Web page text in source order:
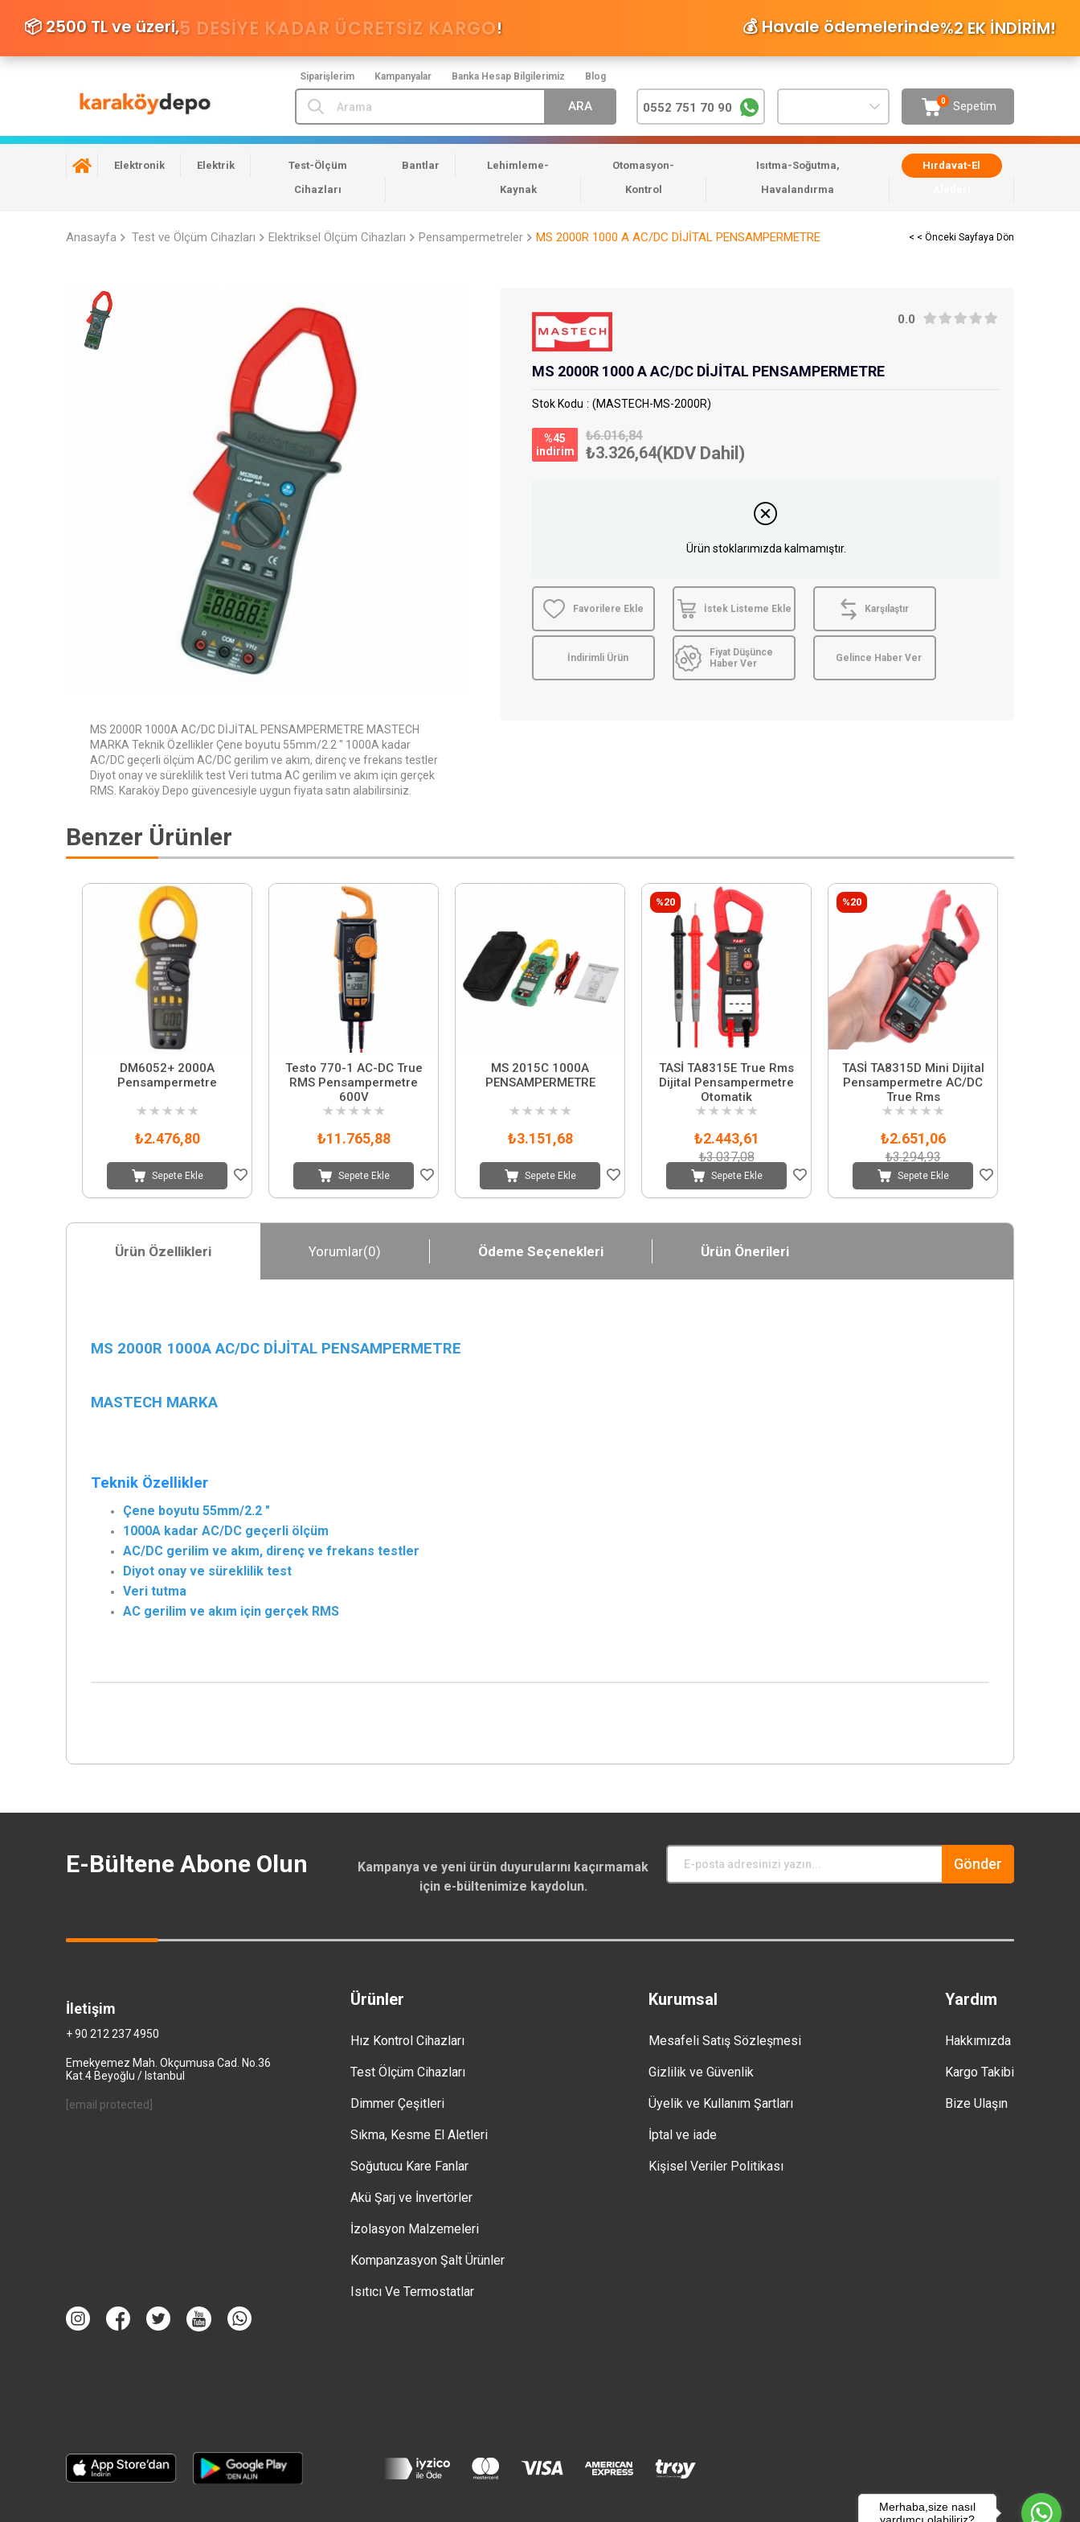
Siparişlerim Kampanyalar Banka Hesap Bilgilerimiz Blog
📦 2500 TL ve üzeri,5 DESIYE KADAR ÜCRETSİZ KARGO! 💰 Havale ödemelerinde%2 EK İNDİRİM!
Sepetim
0
0552 751 70 90
Elektronik Elektrik
Test-Ölçüm
Cihazları
Bantlar
Lehimleme-
Kaynak
Otomasyon-
Kontrol
Isıtma-Soğutma,
Havalandırma
Hırdavat-El
Anasayfa Test ve Ölçüm Cihazları Elektriksel Ölçüm Cihazları Pensampermetreler MS 2000R 1000 A AC/DC DİJİTAL PENSAMPERMETRE < < Önceki Sayfaya Dön
MS 2000R 1000A AC/DC DİJİTAL PENSAMPERMETRE MASTECH
MARKA Teknik Özellikler Çene boyutu 55mm/2.2 " 1000A kadar
AC/DC geçerli ölçüm AC/DC gerilim ve akım, direnç ve frekans testler
Diyot onay ve süreklilik test Veri tutma AC gerilim ve akım için gerçek
RMS. Karaköy Depo güvencesiyle uygun fiyata satın alabilirsiniz.
0.0
MS 2000R 1000 A AC/DC DİJİTAL PENSAMPERMETRE
Stok Kodu (MASTECH-MS-2000R)
%45
i̇ndirim
₺6.016,84
₺3.326,64(KDV Dahil)
Ürün stoklarımızda kalmamıştır.
Favorilere Ekle İstek Listeme Ekle Karşılaştır
İndirimli Ürün
Fiyat Düşünce
Haber Ver
Gelince Haber Ver
Benzer Ürünler
DM6052+ 2000A
Pensampermetre
★ ★ ★ ★ ★
₺2.476,80
Sepete Ekle
Testo 770-1 AC-DC True
RMS Pensampermetre
600V
★ ★ ★ ★ ★
₺11.765,88
Sepete Ekle
MS 2015C 1000A
PENSAMPERMETRE
★ ★ ★ ★ ★
₺3.151,68
Sepete Ekle
TASİ TA8315E True Rms
Dijital Pensampermetre
Otomatik
★ ★ ★ ★ ★
₺2.443,61
₺3.037,08
Sepete Ekle
%20
TASİ TA8315D Mini Dijital
Pensampermetre AC/DC
True Rms
★ ★ ★ ★ ★
₺2.651,06
₺3.294,93
Sepete Ekle
%20
Ürün Özellikleri Yorumlar(0) Ödeme Seçenekleri Ürün Önerileri
MS 2000R 1000A AC/DC DİJİTAL PENSAMPERMETRE
MASTECH MARKA
Teknik Özellikler
Çene boyutu 55mm/2.2 "
1000A kadar AC/DC geçerli ölçüm
AC/DC gerilim ve akım, direnç ve frekans testler
Diyot onay ve süreklilik test
Veri tutma
AC gerilim ve akım için gerçek RMS
E-Bültene Abone Olun
Kampanya ve yeni ürün duyurularını kaçırmamak
için e-bültenimize kaydolun.
Gönder
Ürünler
Hız Kontrol Cihazları
Test Ölçüm Cihazları
Dimmer Çeşitleri
Sıkma, Kesme El Aletleri
Soğutucu Kare Fanlar
Akü Şarj ve İnvertörler
İzolasyon Malzemeleri
Kompanzasyon Şalt Ürünler
Isıtıcı Ve Termostatlar
Kurumsal
Mesafeli Satış Sözleşmesi
Gizlilik ve Güvenlik
Üyelik ve Kullanım Şartları
İptal ve iade
Kişisel Veriler Politikası
Yardım
Hakkımızda
Kargo Takibi
Bize Ulaşın
İletişim
+ 90 212 237 4950
Emekyemez Mah. Okçumusa Cad. No.36
Kat.4 Beyoğlu / Istanbul
[email protected]
Merhaba,size nasıl